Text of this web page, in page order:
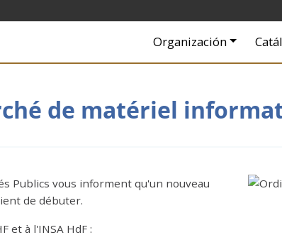
Navigation principale
Organización
de matériel
Publics vous informent qu'un nouveau
de débuter.
et à l'INSA HdF :